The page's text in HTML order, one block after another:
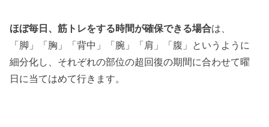
ほぼ毎日、筋トレをする時間が確保できる場合は、
「脚」「胸」「背中」「腕」「肩」「腹」というように
細分化し、それぞれの部位の超回復の期間に合わせて曜
日に当てはめて行きます。